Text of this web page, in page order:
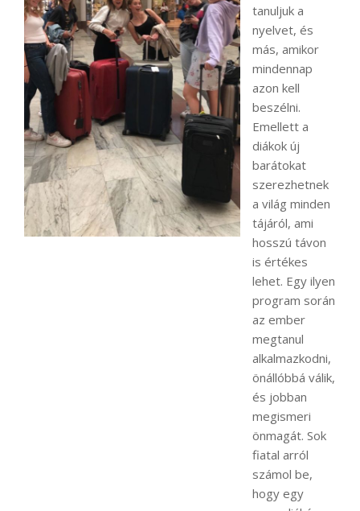
tanuljuk a
nyelvet, és
más, amikor
mindennap
azon kell
beszélni.
Emellett a
diákok új
barátokat
szerezhetnek
a világ minden
tájáról, ami
hosszú távon
is értékes
lehet. Egy ilyen
program során
az ember
megtanul
alkalmazkodni,
önállóbbá válik,
és jobban
megismeri
önmagát. Sok
fiatal arról
számol be,
hogy egy